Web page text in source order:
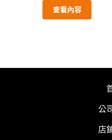
查看內容
公
店